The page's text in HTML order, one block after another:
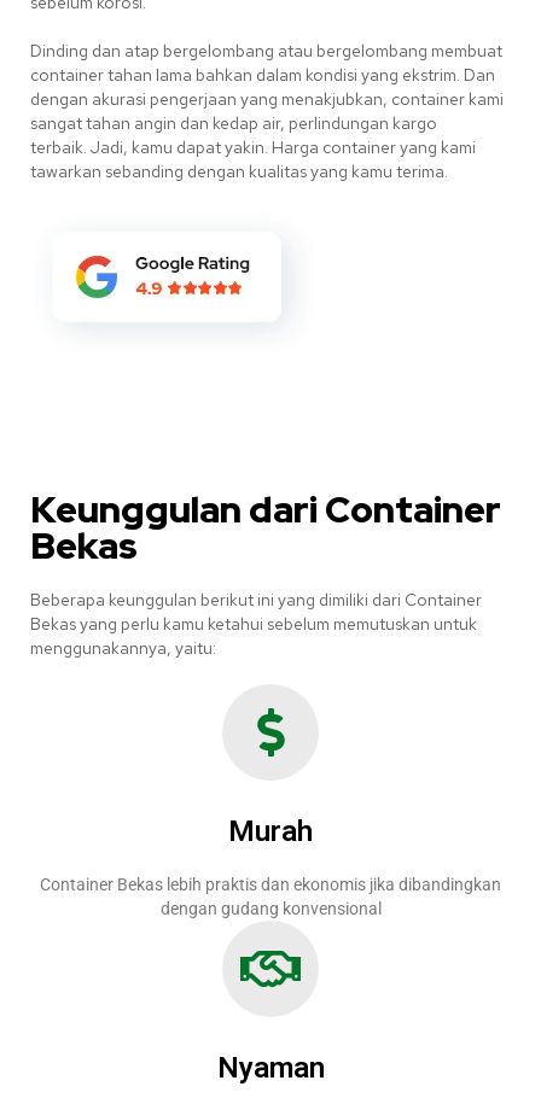
Dinding dan atap bergelombang atau bergelombang membuat
container tahan lama bahkan dalam kondisi yang ekstrim. Dan
dengan akurasi pengerjaan yang menakjubkan, container kami
sangat tahan angin dan kedap air, perlindungan kargo
terbaik. Jadi, kamu dapat yakin. Harga container yang kami
tawarkan sebanding dengan kualitas yang kamu terima.
Keunggulan dari Container
Bekas
Beberapa keunggulan berikut ini yang dimiliki dari Container
Bekas yang perlu kamu ketahui sebelum memutuskan untuk
menggunakannya, yaitu:
Murah
Container Bekas lebih praktis dan ekonomis jika dibandingkan
dengan gudang konvensional
Nyaman